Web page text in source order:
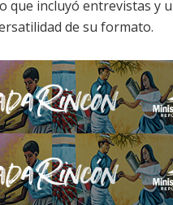
incluyó entrevistas y
de su formato.